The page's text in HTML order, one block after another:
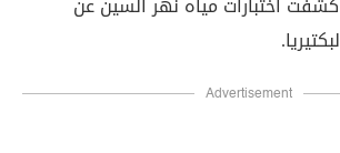
Advertisement